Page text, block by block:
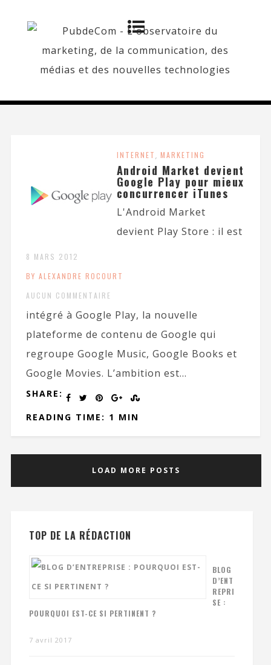
INTERNET, MARKETING
Android Market devient
Google Play pour mieux
concurrencer iTunes
8 MARS 2012
BY ALEXANDRE ROCOURT
AUCUN COMMENTAIRE
L'Android Market
devient Play Store : il est
intégré à Google Play, la nouvelle
plateforme de contenu de Google qui
regroupe Google Music, Google Books et
Google Movies. L’ambition est...
SHARE:
READING TIME: 1 MIN
LOAD MORE POSTS
TOP DE LA RÉDACTION
BLOG
D’ENT
REPRI
SE :
POURQUOI EST-CE SI PERTINENT ?
7 avril 2017